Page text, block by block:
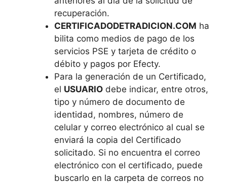
recuperación.
CERTIFICADODETRADICION.COM ha
bilita como medios de pago de los
servicios PSE y tarjeta de crédito o
débito y pagos por Efecty.
Para la generación de un Certificado,
el USUARIOdebe indicar, entre otros,
tipo y número de documento de
identidad, nombres, número de
celular y correo electrónico al cual se
enviará la copia del Certificado
solicitado. Si no encuentra el correo
electrónico con el certificado, puede
buscarlo en la carpeta de correos no